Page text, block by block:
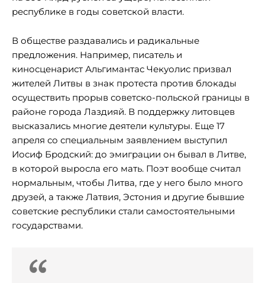
республике в годы советской власти.
В обществе раздавались и радикальные
предложения. Например, писатель и
киносценарист Альгимантас Чекуолис призвал
жителей Литвы в знак протеста против блокады
осуществить прорыв советско-польской границы в
районе города Лаздияй. В поддержку литовцев
высказались многие деятели культуры. Еще 17
апреля со специальным заявлением выступил
Иосиф Бродский: до эмиграции он бывал в Литве,
в которой выросла его мать. Поэт вообще считал
нормальным, чтобы Литва, где у него было много
друзей, а также Латвия, Эстония и другие бывшие
советские республики стали самостоятельными
государствами.